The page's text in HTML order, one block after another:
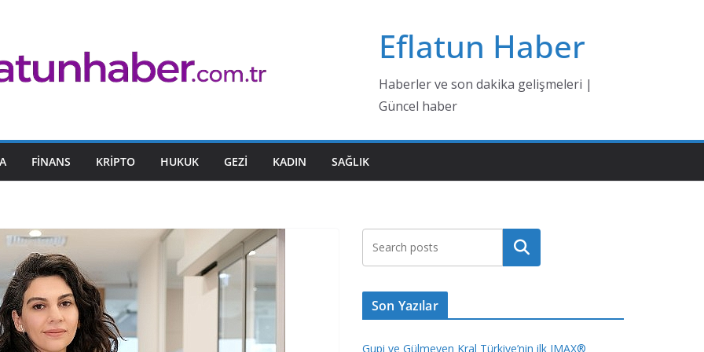
Eflatun Haber
Haberler ve son dakika gelişmeleri |
Güncel haber
FINANS KRIPTO HUKUK GEZI KADIN SAĞLIK
Ara
Son Yazılar
Gupi ve Gülmeyen Kral Türkiye’nin ilk IMAX®